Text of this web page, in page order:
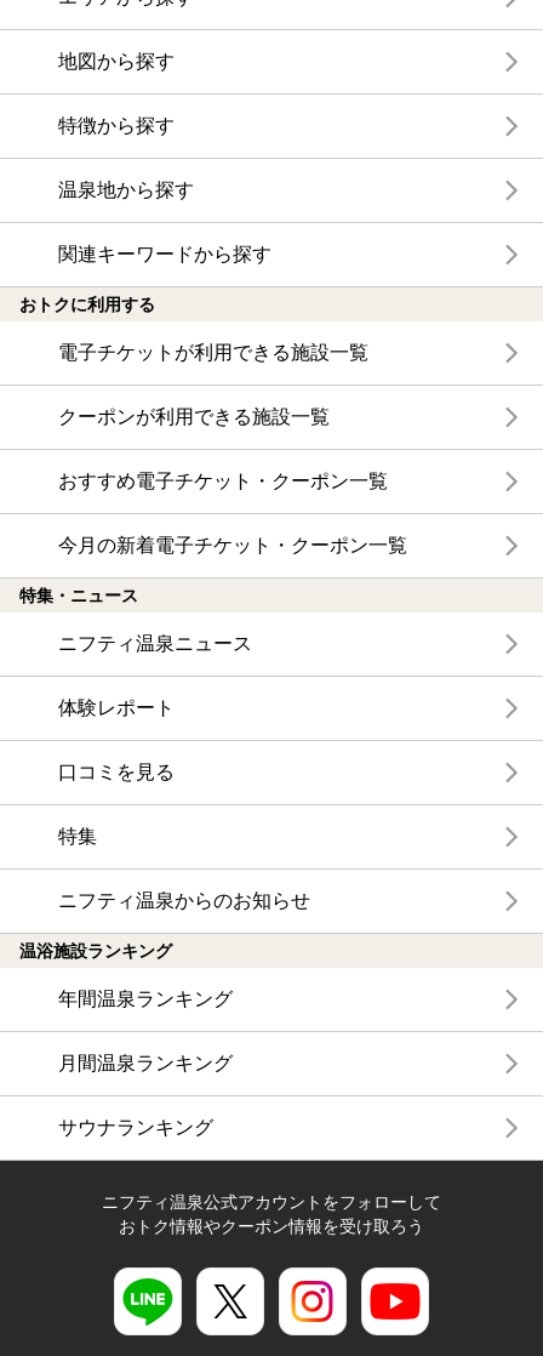
地図から探す
特徴から探す
温泉地から探す
関連キーワードから探す
おトクに利用する
電子チケットが利用できる施設一覧
クーポンが利用できる施設一覧
おすすめ電子チケット・クーポン一覧
今月の新着電子チケット・クーポン一覧
特集・ニュース
ニフティ温泉ニュース
体験レポート
口コミを見る
特集
ニフティ温泉からのお知らせ
温浴施設ランキング
年間温泉ランキング
月間温泉ランキング
サウナランキング
ニフティ温泉公式アカウントをフォローして
おトク情報やクーポン情報を受け取ろう